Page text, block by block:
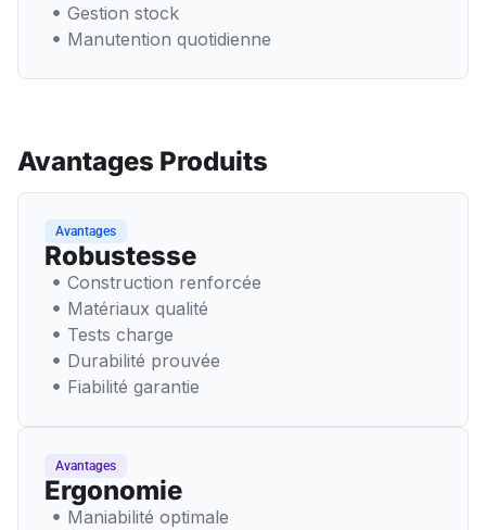
Gestion stock
Manutention quotidienne
Avantages Produits
Avantages
Robustesse
Construction renforcée
Matériaux qualité
Tests charge
Durabilité prouvée
Fiabilité garantie
Avantages
Ergonomie
Maniabilité optimale